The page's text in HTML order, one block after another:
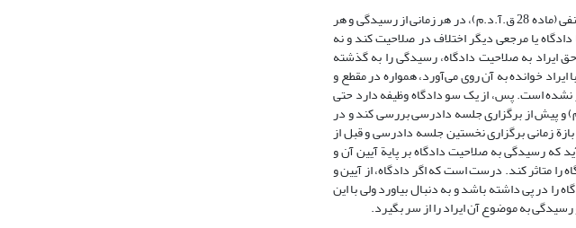
اختلاف در صلاحیت میان مراجع قضایی مانند دادگاههای دادگستری و غیر دادگستری با یکدیگر، خواه ذاتی یا محلی و خواه مثبت و منفی (ماده 28 ق.آ.د.م)، در هر زمانی از رسیدگی و هر
یا مرجعی دیگر اختلاف در صلاحیت کند و نه
ایراد به صلاحیت دادگاه، رسیدگی را به گذشته
ایراد خوانده به آن روی می‌آورد، همواره در مقطع و
نشده است. پس، از یک سو دادگاه وظیفه دارد حتی
دعوا، صلاحیت خود را برای رسیدگی به آن دعوا از تاریخ تقدیم دادخواست کامل (ماده 66 ق.آ.د.م) و پیش از برگزاری جلسه دادرسی بررسی کند و در
خوانده دعوا، در بازة زمانی برگزاری نخستین جلسه دادرسی و قبل از
که رسیدگی به صلاحیت دادگاه بر پایة آیین آن و
متاثر کند. درست است که اگر دادگاه، از آیین و
را در پی داشته باشد و به دنبال بیاورد ولی با این
به موضوع آن ایراد را از سر بگیرد.